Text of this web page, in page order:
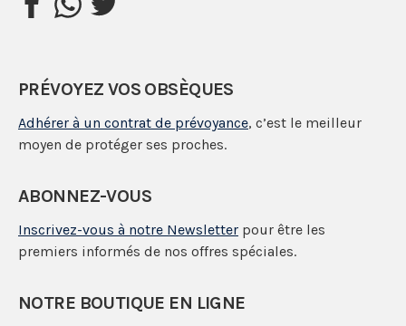
PRÉVOYEZ VOS OBSÈQUES
Adhérer à un contrat de prévoyance, c’est le meilleur
moyen de protéger ses proches.
ABONNEZ-VOUS
Inscrivez-vous à notre Newsletter pour être les
premiers informés de nos offres spéciales.
NOTRE BOUTIQUE EN LIGNE